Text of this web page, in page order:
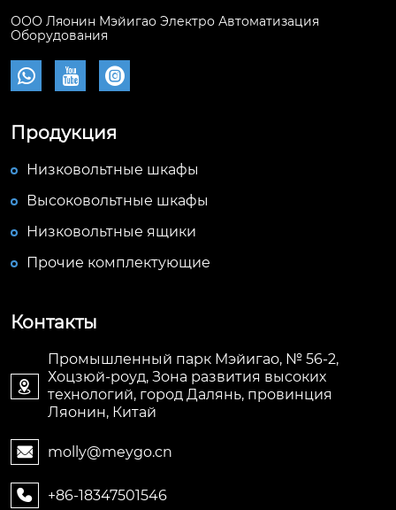
ООО Ляонин Мэйигао Электро Автоматизация
Оборудования
  
Продукция
Низковольтные шкафы
Высоковольтные шкафы
Низковольтные ящики
Прочие комплектующие
Контакты

Промышленный парк Мэйигао, № 56-2,
Хоцзюй-роуд, Зона развития высоких
технологий, город Далянь, провинция
Ляонин, Китай
 molly@meygo.cn
 +86-18347501546